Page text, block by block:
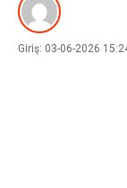
Giriş: 03-06-2026